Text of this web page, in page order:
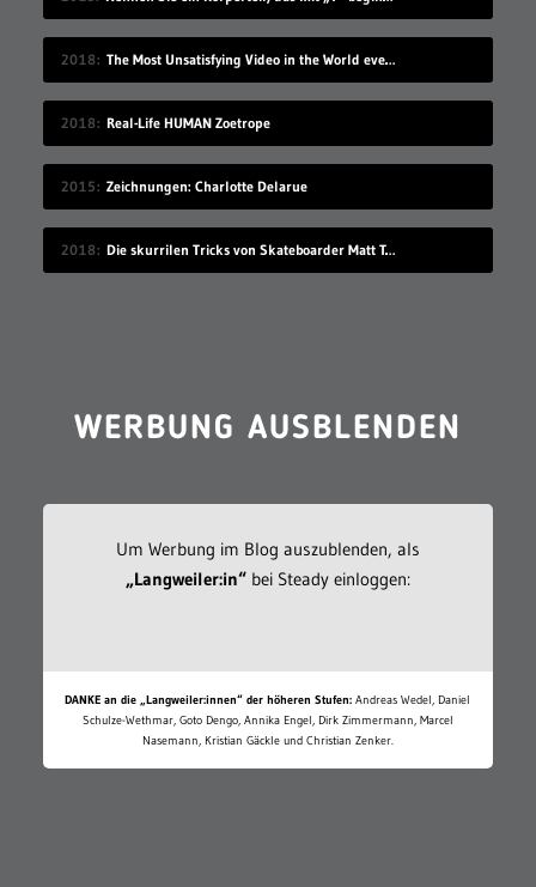
2018 The Most Unsatisfying Video in the World ever made – part 2
2018 Real-Life HUMAN Zoetrope
2015 Zeichnungen: Charlotte Delarue
2018 Die skurrilen Tricks von Skateboarder Matt Tomasello
WERBUNG AUSBLENDEN
Um Werbung im Blog auszublenden, als
„Langweiler:in“bei Steady einloggen:
DANKE an die „Langweiler:innen“ der höheren Stufen: Andreas Wedel, Daniel
Schulze-Wethmar, Goto Dengo, Annika Engel, Dirk Zimmermann, Marcel
Nasemann, Kristian Gäckle und Christian Zenker.